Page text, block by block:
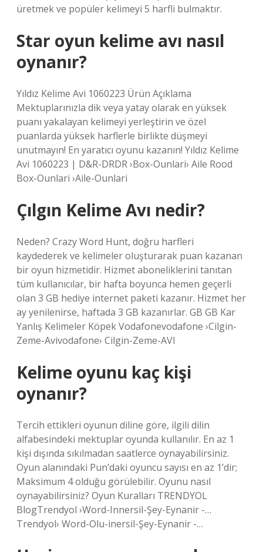
üretmek ve popüler kelimeyi 5 harfli bulmaktır.
Star oyun kelime avı nasıl
oynanır?
Yıldız Kelime Avi 1060223 Ürün Açıklama
Mektuplarınızla dik veya yatay olarak en yüksek
puanı yakalayan kelimeyi yerleştirin ve özel
puanlarda yüksek harflerle birlikte düşmeyi
unutmayın! En yaratıcı oyunu kazanın! Yıldız Kelime
Avi 1060223 | D&R-DRDR ›Box-Ounlari› Aile Rood
Box-Ounlari ›Aile-Ounlari
Çılgın Kelime Avı nedir?
Neden? Crazy Word Hunt, doğru harfleri
kaydederek ve kelimeler oluşturarak puan kazanan
bir oyun hizmetidir. Hizmet aboneliklerini tanıtan
tüm kullanıcılar, bir hafta boyunca hemen geçerli
olan 3 GB hediye internet paketi kazanır. Hizmet her
ay yenilenirse, haftada 3 GB kazanırlar. GB GB Kar
Yanlış Kelimeler Köpek Vodafonevodafone ›Cilgin-
Zeme-Avivodafone› Cilgin-Zeme-AVI
Kelime oyunu kaç kişi
oynanır?
Tercih ettikleri oyunun diline göre, ilgili dilin
alfabesindeki mektuplar oyunda kullanılır. En az 1
kişi dışında sıkılmadan saatlerce oynayabilirsiniz.
Oyun alanındaki Pun’daki oyuncu sayısı en az 1’dir;
Maksimum 4 olduğu görülebilir. Oyunu nasıl
oynayabilirsiniz? Oyun Kuralları TRENDYOL
BlogTrendyol ›Word-Innersil-Şey-Eynanir -…
Trendyol› Word-Olu-inersil-Şey-Eynanir -…